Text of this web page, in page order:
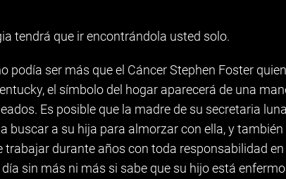
tendrá que ir encontrándola usted solo.
podía ser más que el Cáncer Stephen Foster
el símbolo del hogar aparecerá de una
Es posible que la madre de su secretaria
buscar a su hija para almorzar con ella, y
trabajar durante años con toda responsabilidad
sin más ni más si sabe que su hijo está